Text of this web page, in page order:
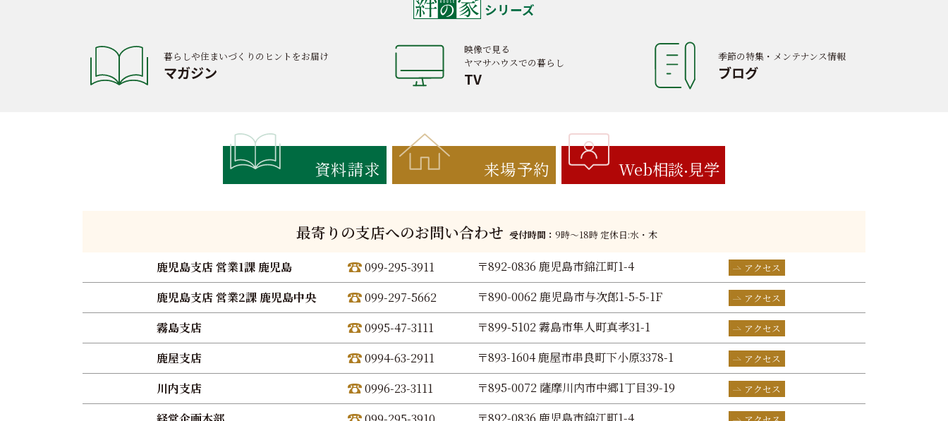
シリーズ
暮らしや住まいづくりのヒントをお届け
マガジン
映像で見る
ヤマサハウスでの暮らし
TV
季節の特集・メンテナンス情報
ブログ
資料請求 来場予約 Web相談 見学
最寄りの支店へのお問い合わせ 受付時間： 9時〜18時 定休日:水・木
鹿児島支店 営業1課 鹿児島 099-295-3911 〒892-0836 鹿児島市錦江町1-4 アクセス
鹿児島支店 営業2課 鹿児島中央 099-297-5662 〒890-0062 鹿児島市与次郎1-5-5-1F アクセス
霧島支店 0995-47-3111 〒899-5102 霧島市隼人町真孝31-1 アクセス
鹿屋支店 0994-63-2911 〒893-1604 鹿屋市串良町下小原3378-1 アクセス
川内支店 0996-23-3111 〒895-0072 薩摩川内市中郷1丁目39-19 アクセス